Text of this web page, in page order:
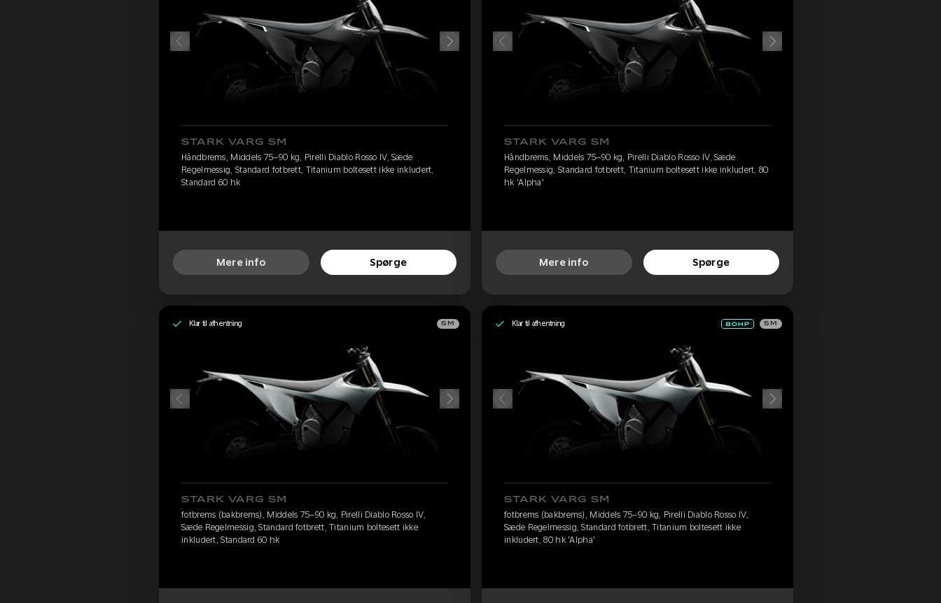
STARK VARG SM
Håndbrems, Middels 75–90 kg, Pirelli Diablo Rosso IV, Sæde
Regelmessig, Standard fotbrett, Titanium boltesett ikke inkludert,
Standard 60 hk
Mere info Spørge
STARK VARG SM
Håndbrems, Middels 75–90 kg, Pirelli Diablo Rosso IV, Sæde
Regelmessig, Standard fotbrett, Titanium boltesett ikke inkludert, 80
hk 'Alpha'
Mere info Spørge
Klar til afhentning SM
STARK VARG SM
fotbrems (bakbrems), Middels 75–90 kg, Pirelli Diablo Rosso IV,
Sæde Regelmessig, Standard fotbrett, Titanium boltesett ikke
inkludert, Standard 60 hk
Klar til afhentning SM
STARK VARG SM
fotbrems (bakbrems), Middels 75–90 kg, Pirelli Diablo Rosso IV,
Sæde Regelmessig, Standard fotbrett, Titanium boltesett ikke
inkludert, 80 hk 'Alpha'